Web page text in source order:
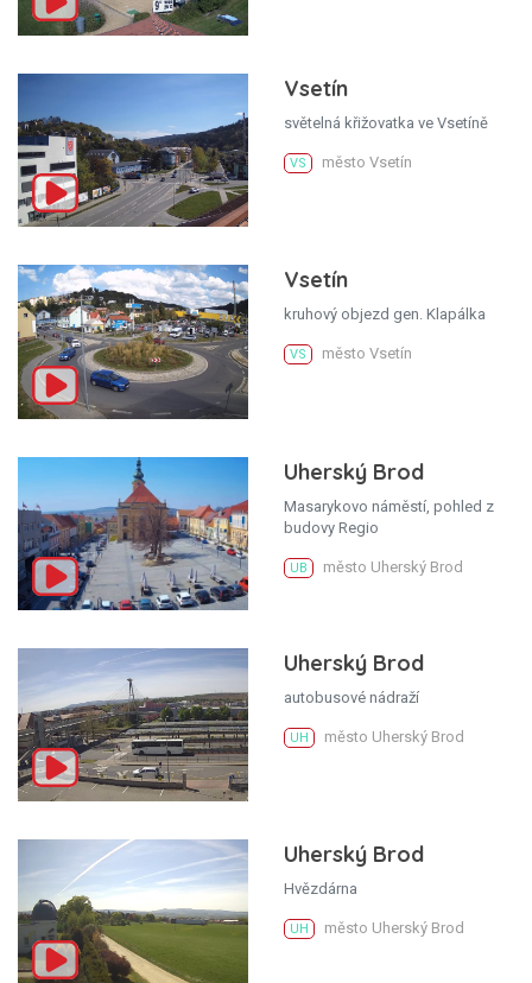
Vsetín
světelná křižovatka ve Vsetíně
VS město Vsetín
Vsetín
kruhový objezd gen. Klapálka
VS město Vsetín
Uherský Brod
Masarykovo náměstí, pohled z
budovy Regio
UB město Uherský Brod
Uherský Brod
autobusové nádraží
UH město Uherský Brod
Uherský Brod
Hvězdárna
UH město Uherský Brod